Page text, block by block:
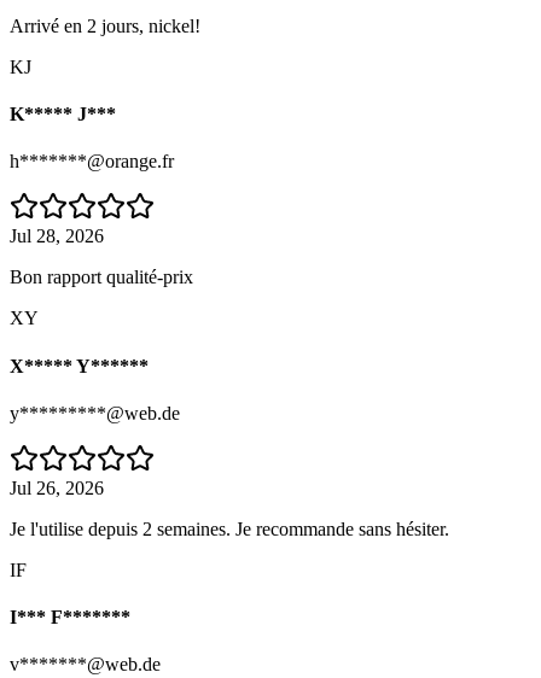
Arrivé en 2 jours, nickel!
KJ
K***** J***
h*******@orange.fr
Jul 28, 2026
Bon rapport qualité-prix
XY
X***** Y******
y*********@web.de
Jul 26, 2026
Je l'utilise depuis 2 semaines. Je recommande sans hésiter.
IF
I*** F*******
v*******@web.de